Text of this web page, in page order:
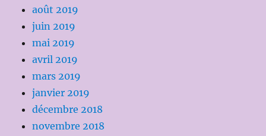
août 2019
juin 2019
mai 2019
avril 2019
mars 2019
janvier 2019
décembre 2018
novembre 2018